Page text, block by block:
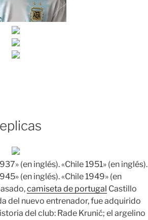
(en inglés). «Chile 1951» (en inglés).
(en inglés). «Chile 1949» (en
camiseta de portugal Castillo
del nuevo entrenador, fue adquirido
del club: Rade Krunić; el argelino